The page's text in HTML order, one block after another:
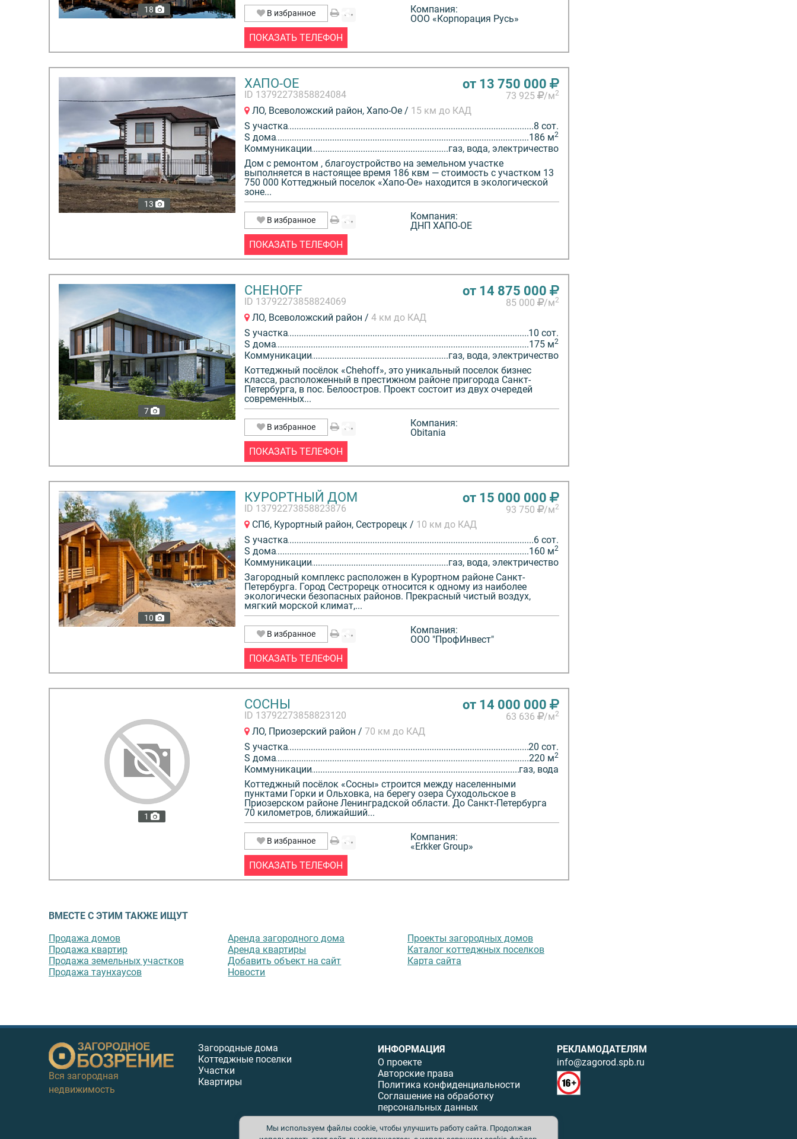
18 В избранное
Компания:
ООО «Корпорация Русь»
ПОКАЗАТЬ ТЕЛЕФОН
13
ХАПО-ОЕ
ID 13792273858824084
от 13 750 000
73 925 /м2
ЛО, Всеволожский район, Хапо-Ое / 15 км до КАД
S участка
8 сот.
S дома
186 м2
Коммуникации
газ, вода, электричество
Дом с ремонтом , благоустройство на земельном участке
выполняется в настоящее время 186 квм — стоимость с участком 13
750 000 Коттеджный поселок «Хапо-Ое» находится в экологической
зоне...
В избранное
Компания:
ДНП ХАПО-ОЕ
ПОКАЗАТЬ ТЕЛЕФОН
7
CHEHOFF
ID 13792273858824069
от 14 875 000
85 000 /м2
ЛО, Всеволожский район / 4 км до КАД
S участка
10 сот.
S дома
175 м2
Коммуникации
газ, вода, электричество
Коттеджный посёлок «Chehoff», это уникальный поселок бизнес
класса, расположенный в престижном районе пригорода Санкт-
Петербурга, в пос. Белоостров. Проект состоит из двух очередей
современных...
В избранное
Компания:
Obitania
ПОКАЗАТЬ ТЕЛЕФОН
10
КУРОРТНЫЙ ДОМ
ID 13792273858823876
от 15 000 000
93 750 /м2
СПб, Курортный район, Сестрорецк / 10 км до КАД
S участка
6 сот.
S дома
160 м2
Коммуникации
газ, вода, электричество
Загородный комплекс расположен в Курортном районе Санкт-
Петербурга. Город Сестрорецк относится к одному из наиболее
экологически безопасных районов. Прекрасный чистый воздух,
мягкий морской климат,...
В избранное
Компания:
ООО "ПрофИнвест"
ПОКАЗАТЬ ТЕЛЕФОН
1
СОСНЫ
ID 13792273858823120
от 14 000 000
63 636 /м2
ЛО, Приозерский район / 70 км до КАД
S участка
20 сот.
S дома
220 м2
Коммуникации
газ, вода
Коттеджный посёлок «Сосны» строится между населенными
пунктами Горки и Ольховка, на берегу озера Суходольское в
Приозерском районе Ленинградской области. До Санкт-Петербурга
70 километров, ближайший...
В избранное
Компания:
«Erkker Group»
ПОКАЗАТЬ ТЕЛЕФОН
ВМЕСТЕ С ЭТИМ ТАКЖЕ ИЩУТ
Продажа домов
Продажа квартир
Продажа земельных участков
Продажа таунхаусов
Аренда загородного дома
Аренда квартиры
Добавить объект на сайт
Новости
Проекты загородных домов
Каталог коттеджных поселков
Карта сайта
Вся загородная
недвижимость
Загородные дома
Коттеджные поселки
Участки
Квартиры
ИНФОРМАЦИЯ
О проекте
Авторские права
Политика конфиденциальности
Соглашение на обработку
персональных данных
РЕКЛАМОДАТЕЛЯМ
info@zagorod.spb.ru
Мы используем файлы cookie, чтобы улучшить работу сайта. Продолжая